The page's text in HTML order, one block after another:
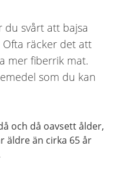
svårt att bajsa
räcker det att
mer fiberrik mat.
som du kan
och då oavsett ålder,
äldre än cirka 65 år